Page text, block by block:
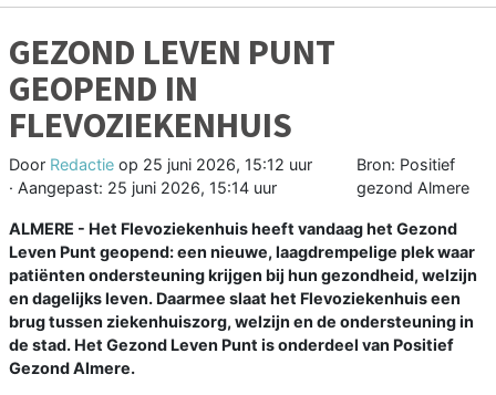
GEZOND LEVEN PUNT
GEOPEND IN
FLEVOZIEKENHUIS
Door Redactie op 25 juni 2026, 15:12 uur
· Aangepast: 25 juni 2026, 15:14 uur
Bron: Positief
gezond Almere
ALMERE - Het Flevoziekenhuis heeft vandaag het Gezond
Leven Punt geopend: een nieuwe, laagdrempelige plek waar
patiënten ondersteuning krijgen bij hun gezondheid, welzijn
en dagelijks leven. Daarmee slaat het Flevoziekenhuis een
brug tussen ziekenhuiszorg, welzijn en de ondersteuning in
de stad. Het Gezond Leven Punt is onderdeel van Positief
Gezond Almere.